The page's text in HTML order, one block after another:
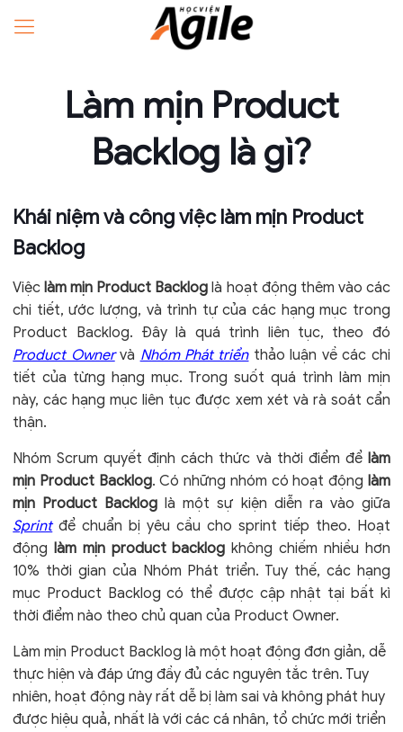
Làm mịn Product
Backlog là gì?
Khái niệm và công việc làm mịn Product
Backlog
Việc làm mịn Product Backlog là hoạt động thêm vào các
chi tiết, ước lượng, và trình tự của các hạng mục trong
Product Backlog. Đây là quá trình liên tục, theo đó
Product Ownervà Nhóm Phát triểnthảo luận về các chi
tiết của từng hạng mục. Trong suốt quá trình làm mịn
này, các hạng mục liên tục được xem xét và rà soát cẩn
thận.
Nhóm Scrum quyết định cách thức và thời điểm để làm
mịn Product Backlog. Có những nhóm có hoạt động làm
mịn Product Backlog là một sự kiện diễn ra vào giữa
Sprintđể chuẩn bị yêu cầu cho sprint tiếp theo. Hoạt
độnglàm mịn product backlog không chiếm nhiều hơn
10% thời gian của Nhóm Phát triển. Tuy thế, các hạng
mục Product Backlog có thể được cập nhật tại bất kì
thời điểm nào theo chủ quan của Product Owner.
Làm mịn Product Backlog là một hoạt động đơn giản, dễ
thực hiện và đáp ứng đầy đủ các nguyên tắc trên. Tuy
nhiên, hoạt động này rất dễ bị làm sai và không phát huy
được hiệu quả, nhất là với các cá nhân, tổ chức mới triển